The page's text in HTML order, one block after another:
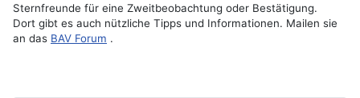
Sternfreunde für eine Zweitbeobachtung oder Bestätigung.
Dort gibt es auch nützliche Tipps und Informationen. Mailen sie
an das BAV Forum .